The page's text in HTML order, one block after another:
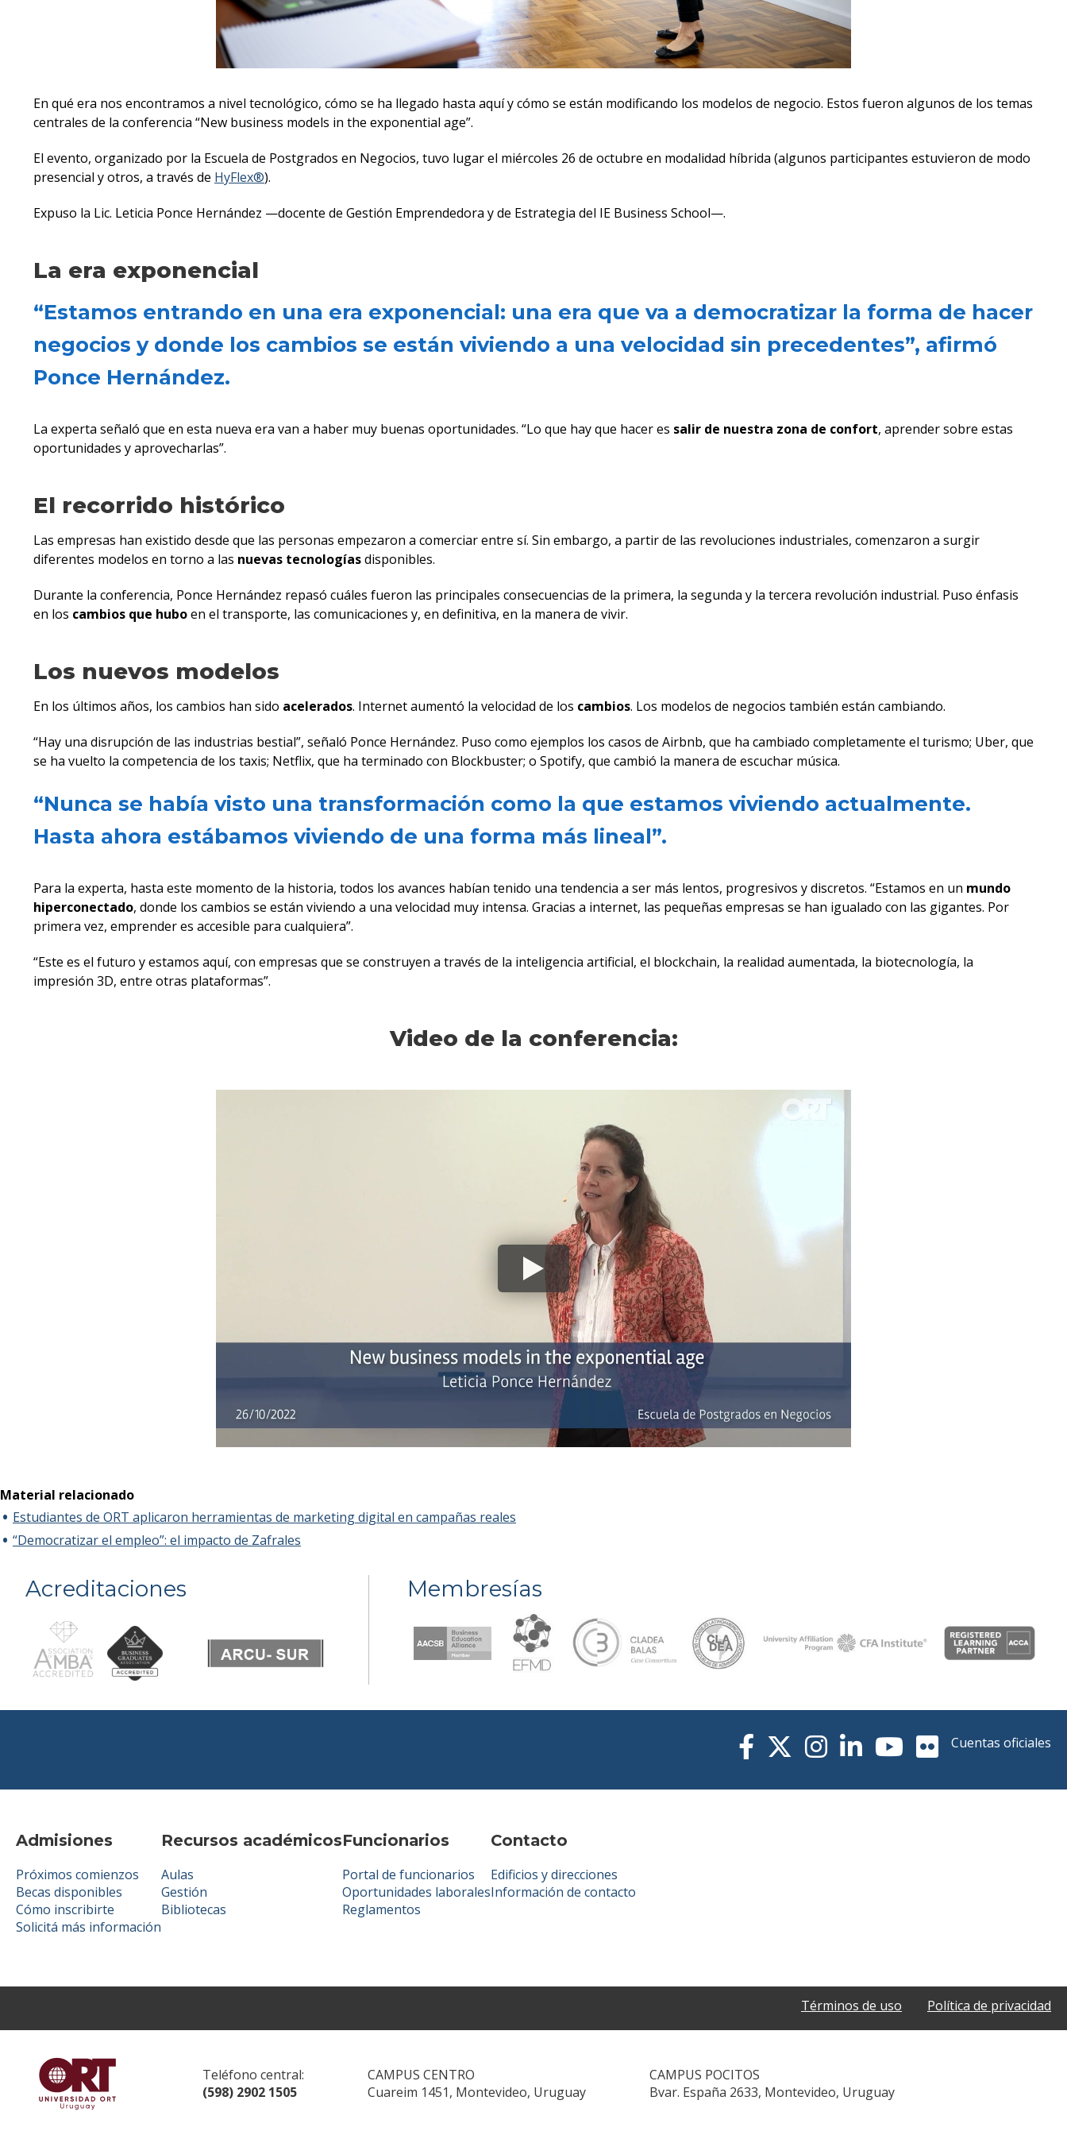
En qué era nos encontramos a nivel tecnológico, cómo se ha llegado hasta aquí y cómo se están modificando los modelos de negocio. Estos fueron algunos de los temas
centrales de la conferencia “New business models in the exponential age”.
El evento, organizado por la Escuela de Postgrados en Negocios, tuvo lugar el miércoles 26 de octubre en modalidad híbrida (algunos participantes estuvieron de modo
presencial y otros, a través de HyFlex®).
Expuso la Lic. Leticia Ponce Hernández —docente de Gestión Emprendedora y de Estrategia del IE Business School—.
La era exponencial
“Estamos entrando en una era exponencial: una era que va a democratizar la forma de hacer
negocios y donde los cambios se están viviendo a una velocidad sin precedentes”, afirmó
Ponce Hernández.
La experta señaló que en esta nueva era van a haber muy buenas oportunidades. “Lo que hay que hacer es salir de nuestra zona de confort, aprender sobre estas
oportunidades y aprovecharlas”.
El recorrido histórico
Las empresas han existido desde que las personas empezaron a comerciar entre sí. Sin embargo, a partir de las revoluciones industriales, comenzaron a surgir
diferentes modelos en torno a las nuevas tecnologíasdisponibles.
Durante la conferencia, Ponce Hernández repasó cuáles fueron las principales consecuencias de la primera, la segunda y la tercera revolución industrial. Puso énfasis
en los cambios que huboen el transporte, las comunicaciones y, en definitiva, en la manera de vivir.
Los nuevos modelos
En los últimos años, los cambios han sido acelerados. Internet aumentó la velocidad de los cambios. Los modelos de negocios también están cambiando.
“Hay una disrupción de las industrias bestial”, señaló Ponce Hernández. Puso como ejemplos los casos de Airbnb, que ha cambiado completamente el turismo; Uber, que
se ha vuelto la competencia de los taxis; Netflix, que ha terminado con Blockbuster; o Spotify, que cambió la manera de escuchar música.
“Nunca se había visto una transformación como la que estamos viviendo actualmente.
Hasta ahora estábamos viviendo de una forma más lineal”.
Para la experta, hasta este momento de la historia, todos los avances habían tenido una tendencia a ser más lentos, progresivos y discretos. “Estamos en un mundo
hiperconectado, donde los cambios se están viviendo a una velocidad muy intensa. Gracias a internet, las pequeñas empresas se han igualado con las gigantes. Por
primera vez, emprender es accesible para cualquiera”.
“Este es el futuro y estamos aquí, con empresas que se construyen a través de la inteligencia artificial, el blockchain, la realidad aumentada, la biotecnología, la
impresión 3D, entre otras plataformas”.
Video de la conferencia:
Material relacionado
Estudiantes de ORT aplicaron herramientas de marketing digital en campañas reales
“Democratizar el empleo”: el impacto de Zafrales
Acreditaciones Membresías
Admisiones
Próximos comienzos
Becas disponibles
Cómo inscribirte
Solicitá más información
Recursos académicos
Aulas
Gestión
Bibliotecas
Funcionarios
Portal de funcionarios
Oportunidades laborales
Reglamentos
Contacto
Edificios y direcciones
Información de contacto
Cuentas oficiales
Términos de uso Política de privacidad
Teléfono central:
(598) 2902 1505
CAMPUS CENTRO
Cuareim 1451, Montevideo, Uruguay
CAMPUS POCITOS
Bvar. España 2633, Montevideo, Uruguay